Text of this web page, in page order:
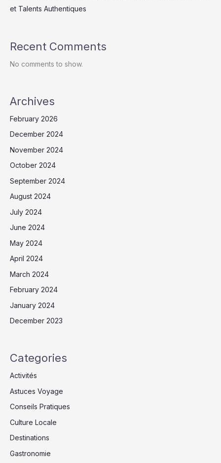
et Talents Authentiques
Recent Comments
No comments to show.
Archives
February 2026
December 2024
November 2024
October 2024
September 2024
August 2024
July 2024
June 2024
May 2024
April 2024
March 2024
February 2024
January 2024
December 2023
Categories
Activités
Astuces Voyage
Conseils Pratiques
Culture Locale
Destinations
Gastronomie